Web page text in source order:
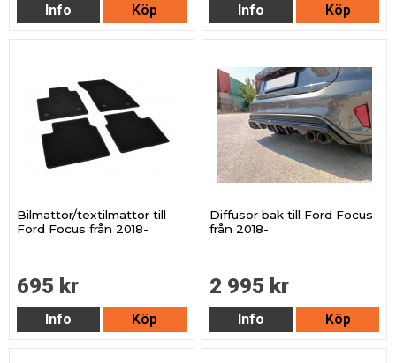
Info Köp Info Köp
Bilmattor/textilmattor till
Ford Focus från 2018-
695 kr
Info Köp
Diffusor bak till Ford Focus
från 2018-
2 995 kr
Info Köp